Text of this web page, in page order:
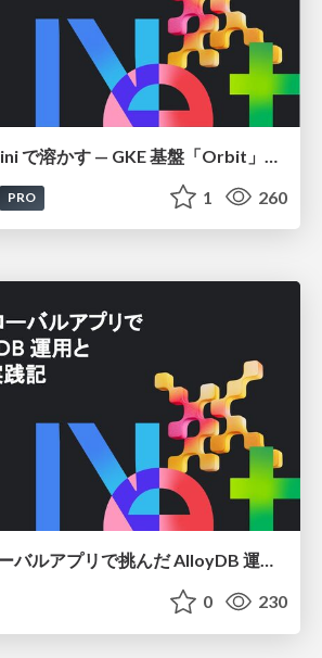
PRO 1 260
メルカリのグローバルアプリで挑んだ AlloyDB 運用と課題解決の実践記
0 230